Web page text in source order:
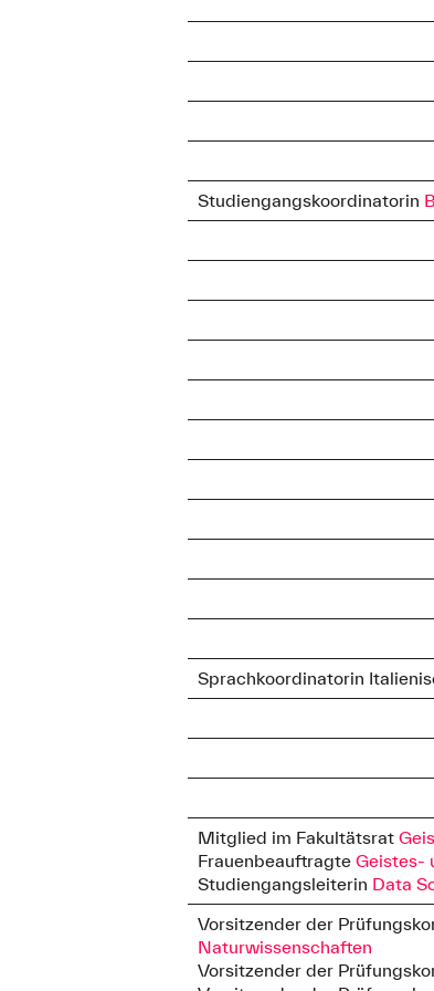
Studiengangskoordinatorin
Sprachkoordinatorin
Mitglied im Fakultätsrat
Frauenbeauftragte Geistes-
Studiengangsleiterin Data
Vorsitzender der
Naturwissenschaften
Vorsitzender der